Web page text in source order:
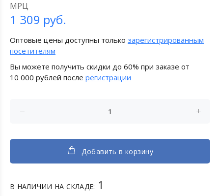
МРЦ
1 309 руб.
Оптовые цены доступны только зарегистрированным
посетителям
Вы можете получить скидки до 60% при заказе от
10 000 рублей после регистрации
Добавить в корзину
В НАЛИЧИИ НА СКЛАДЕ: 1